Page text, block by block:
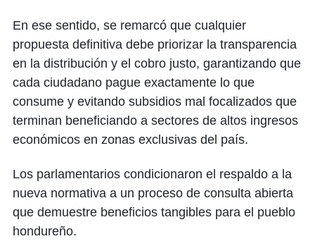
En ese sentido, se remarcó que cualquier
propuesta definitiva debe priorizar la transparencia
en la distribución y el cobro justo, garantizando que
cada ciudadano pague exactamente lo que
consume y evitando subsidios mal focalizados que
terminan beneficiando a sectores de altos ingresos
económicos en zonas exclusivas del país.
Los parlamentarios condicionaron el respaldo a la
nueva normativa a un proceso de consulta abierta
que demuestre beneficios tangibles para el pueblo
hondureño.